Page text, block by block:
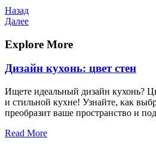
Навигация
по
записям
Предыдущая
запись
Назад
Следующая
Далее
Explore More
Дизайн кухонь: цвет стен
Ищете идеальный дизайн кухонь?
и стильной кухне! Узнайте, как
преобразит ваше пространство и
Read More